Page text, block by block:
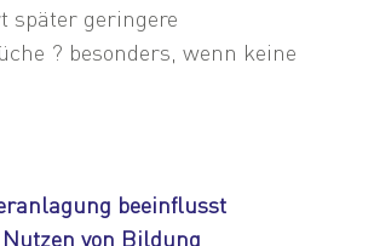
später geringere
? besonders, wenn keine
beeinflusst
von Bildung